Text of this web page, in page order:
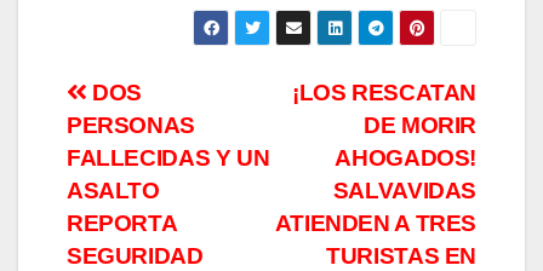
Navegación
de
entradas
¡LOS RESCATAN
DE MORIR
AHOGADOS!
SALVAVIDAS
ATIENDEN A TRES
TURISTAS EN
DOS
PERSONAS
FALLECIDAS Y UN
ASALTO
REPORTA
SEGURIDAD